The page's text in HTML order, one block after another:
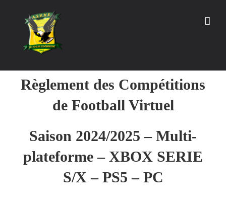
Règlement des Compétitions
de Football Virtuel
Saison 2024/2025 – Multi-
plateforme – XBOX SERIE
S/X – PS5 – PC